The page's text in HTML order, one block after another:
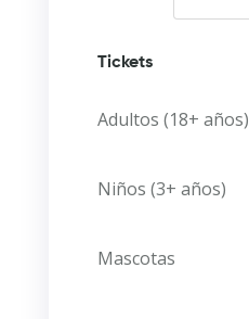
Tickets
Adultos (18+ años)
Niños (3+ años)
Mascotas